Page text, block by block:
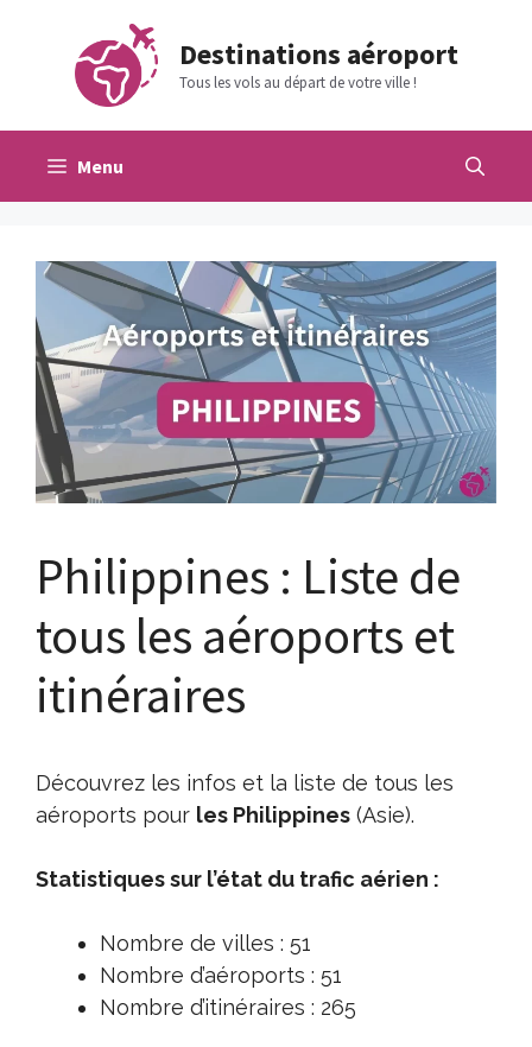
contenu
Destinations aéroport
Tous les vols au départ de votre ville !
Menu
Philippines : Liste de
tous les aéroports et
itinéraires
Découvrez les infos et la liste de tous les
aéroports pour les Philippines (Asie).
Statistiques sur l’état du trafic aérien :
Nombre de villes : 51
Nombre d’aéroports : 51
Nombre d’itinéraires : 265